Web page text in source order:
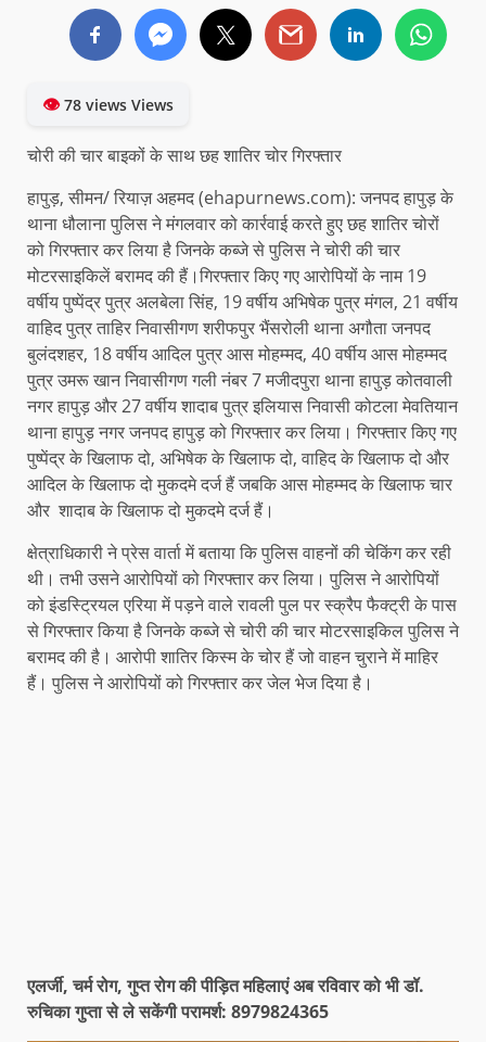
👁78 views Views
चोरी की चार बाइकों के साथ छह शातिर चोर गिरफ्तार
हापुड़, सीमन/ रियाज़ अहमद (ehapurnews.com): जनपद हापुड़ के
थाना धौलाना पुलिस ने मंगलवार को कार्रवाई करते हुए छह शातिर चोरों
को गिरफ्तार कर लिया है जिनके कब्जे से पुलिस ने चोरी की चार
मोटरसाइकिलें बरामद की हैं।गिरफ्तार किए गए आरोपियों के नाम 19
वर्षीय पुष्पेंद्र पुत्र अलबेला सिंह, 19 वर्षीय अभिषेक पुत्र मंगल, 21 वर्षीय
वाहिद पुत्र ताहिर निवासीगण शरीफपुर भैंसरोली थाना अगौता जनपद
बुलंदशहर, 18 वर्षीय आदिल पुत्र आस मोहम्मद, 40 वर्षीय आस मोहम्मद
पुत्र उमरू खान निवासीगण गली नंबर 7 मजीदपुरा थाना हापुड़ कोतवाली
नगर हापुड़ और 27 वर्षीय शादाब पुत्र इलियास निवासी कोटला मेवतियान
थाना हापुड़ नगर जनपद हापुड़ को गिरफ्तार कर लिया। गिरफ्तार किए गए
पुष्पेंद्र के खिलाफ दो, अभिषेक के खिलाफ दो, वाहिद के खिलाफ दो और
आदिल के खिलाफ दो मुकदमे दर्ज हैं जबकि आस मोहम्मद के खिलाफ चार
और शादाब के खिलाफ दो मुकदमे दर्ज हैं।
क्षेत्राधिकारी ने प्रेस वार्ता में बताया कि पुलिस वाहनों की चेकिंग कर रही
थी। तभी उसने आरोपियों को गिरफ्तार कर लिया। पुलिस ने आरोपियों
को इंडस्ट्रियल एरिया में पड़ने वाले रावली पुल पर स्क्रैप फैक्ट्री के पास
से गिरफ्तार किया है जिनके कब्जे से चोरी की चार मोटरसाइकिल पुलिस ने
बरामद की है। आरोपी शातिर किस्म के चोर हैं जो वाहन चुराने में माहिर
हैं। पुलिस ने आरोपियों को गिरफ्तार कर जेल भेज दिया है।
एलर्जी, चर्म रोग, गुप्त रोग की पीड़ित महिलाएं अब रविवार को भी डॉ.
रुचिका गुप्ता से ले सकेंगी परामर्श: 8979824365